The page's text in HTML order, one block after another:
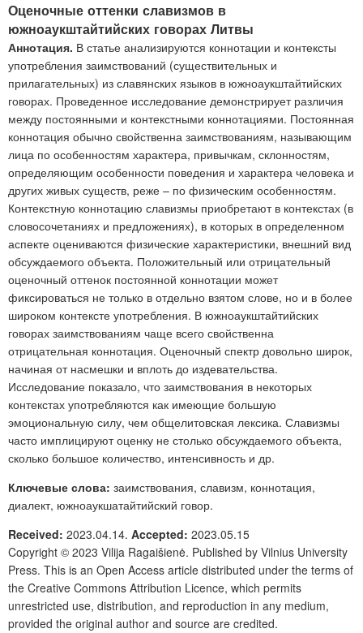
Оценочные оттенки славизмов в
южноаукштайтийских говорах Литвы
Аннотация. В статье анализируются коннотации и контексты
употребления заимствований (существительных и
прилагательных) из славянских языков в южноаукштайтийских
говорах. Проведенное исследование демонстрирует различия
между постоянными и контекстными коннотациями. Постоянная
коннотация обычно свойственна заимствованиям, называющим
лица по особенностям характера, привычкам, склонностям,
определяющим особенности поведения и характера человека и
других живых существ, реже – по физическим особенностям.
Контекстную коннотацию славизмы приобретают в контекстах (в
словосочетаниях и предложениях), в которых в определенном
аспекте оцениваются физические характеристики, внешний вид
обсуждаемого объекта. Положительный или отрицательный
оценочный оттенок постоянной коннотации может
фиксироваться не только в отдельно взятом слове, но и в более
широком контексте употребления. В южноаукштайтийских
говорах заимствованиям чаще всего свойственна
отрицательная коннотация. Оценочный спектр довольно широк,
начиная от насмешки и вплоть до издевательства.
Исследование показало, что заимствования в некоторых
контекстах употребляются как имеющие большую
эмоциональную силу, чем общелитовская лексика. Славизмы
часто имплицируют оценку не столько обсуждаемого объекта,
сколько большое количество, интенсивность и др.
Ключевые слова: заимствования, славизм, коннотация,
диалект, южноаукшатайтийский говор.
Received: 2023.04.14. Accepted: 2023.05.15
Copyright © 2023 Vilija Ragaišienė. Published by Vilnius University
Press. This is an Open Access article distributed under the terms of
the Creative Commons Attribution Licence, which permits
unrestricted use, distribution, and reproduction in any medium,
provided the original author and source are credited.